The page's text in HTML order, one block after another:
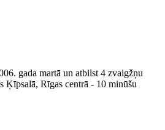
gada martā un atbilst 4 zvaigžņu
Ķīpsalā, Rīgas centrā - 10 minūšu